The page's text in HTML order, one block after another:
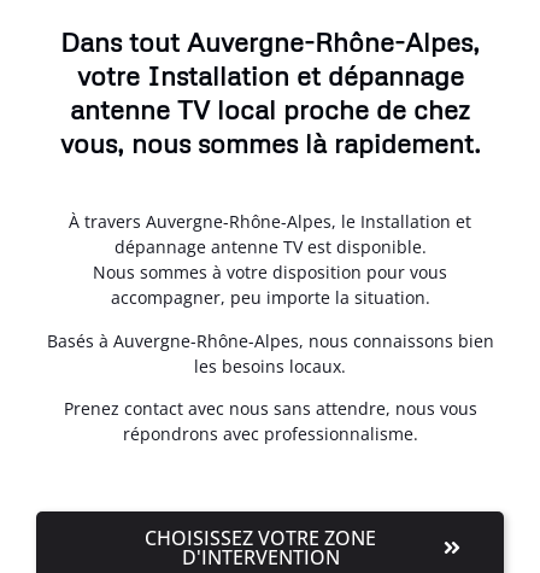
Dans tout Auvergne-Rhône-Alpes,
votre Installation et dépannage
antenne TV local proche de chez
vous, nous sommes là rapidement.
À travers Auvergne-Rhône-Alpes, le Installation et
dépannage antenne TV est disponible.
Nous sommes à votre disposition pour vous
accompagner, peu importe la situation.
Basés à Auvergne-Rhône-Alpes, nous connaissons bien
les besoins locaux.
Prenez contact avec nous sans attendre, nous vous
répondrons avec professionnalisme.
CHOISISSEZ VOTRE ZONE
D'INTERVENTION